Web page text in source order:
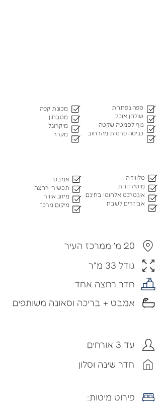
מכונת קפה
מטבחון
מיקרוגל
מקרר
ספה נפתחת
שולחן אוכל
נוף לסמטה שקטה
כניסה פרטית מהרחוב
אמבט
תכשירי רחצה
מיזוג אוויר
מיקום מרכזי
טלוויזיה
מיטה זוגית
אינטרנט אלחוטי בחינם
אביזרים לשבת
20 מ' ממרכז העיר
גודל 33 מ"ר
חדר רחצה אחד
אמבט + בריכה וסאונה משותפים
עד 3 אורחים
חדר שינה וסלון
פירוט מיטות: